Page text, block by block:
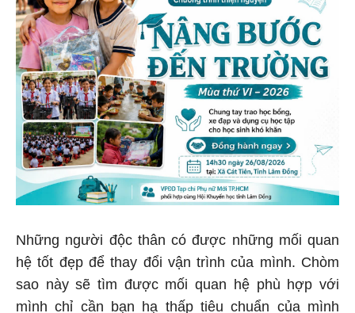
Những người độc thân có được những mối quan
hệ tốt đẹp để thay đổi vận trình của mình. Chòm
sao này sẽ tìm được mối quan hệ phù hợp với
mình chỉ cần bạn hạ thấp tiêu chuẩn của mình